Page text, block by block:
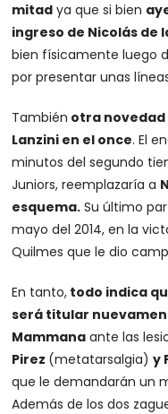
mitad ya que si bien
ingreso de Nicolás de
bien físicamente luego
por presentar unas
También otra novedad
Lanzini en el once. El
minutos del segundo
Juniors, reemplazaría a
esquema. Su último
mayo del 2014, en la
Quilmes que le dio
En tanto, todo indica
será titular
Mammana ante las
Pirez (metatarsalgia)y
que le demandarán un
Además de los dos